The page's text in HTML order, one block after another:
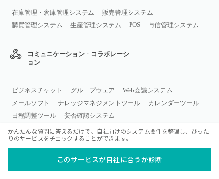
在庫管理・倉庫管理システム
販売管理システム
購買管理システム
生産管理システム POS 与信管理システム
コミュニケーション・コラボレーシ
ョン
ビジネスチャット グループウェア
Web会議システム
メールソフト
ナレッジマネジメントツール
カレンダーツール
日程調整ツール
安否確認システム
受付・入退室管理システム
かんたんな質問に答えるだけで、自社向けのシステム要件を整理し、ぴった
りのサービスをチェックすることができます。
このサービスが自社に合うか診断